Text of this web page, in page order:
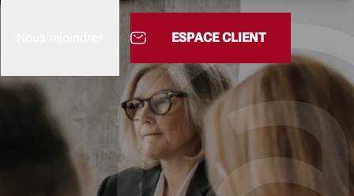
Nous rejoindre
ESPACE CLIENT